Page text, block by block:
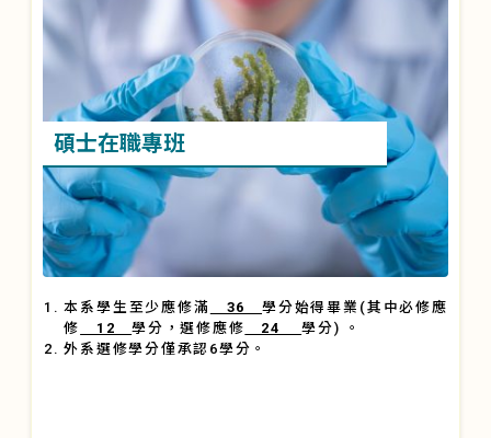
碩士在職專班
本系學生至少應修滿 36學分始得畢業(其中必修應
修
12學分，選修應修 24學分) 。
外系選修學分僅承認6學分。